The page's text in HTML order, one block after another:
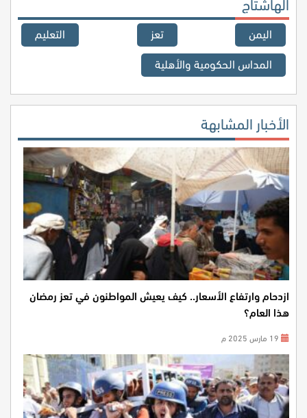
اليمن تعز
التعليم
المداس الحكومية والأهلية
الأخبار المشابهة
ازدحام وارتفاع الأسعار.. كيف يعيش المواطنون في تعز رمضان
هذا العام؟